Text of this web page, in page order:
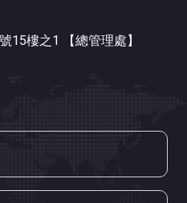
15樓之1 【總管理處】